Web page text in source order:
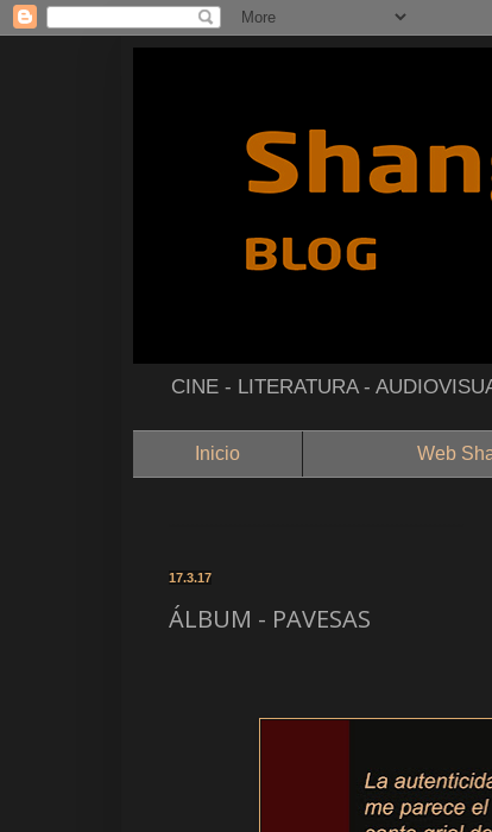
CINE - LITERATURA -
Inicio Web
17.3.17
ÁLBUM - PAVESAS